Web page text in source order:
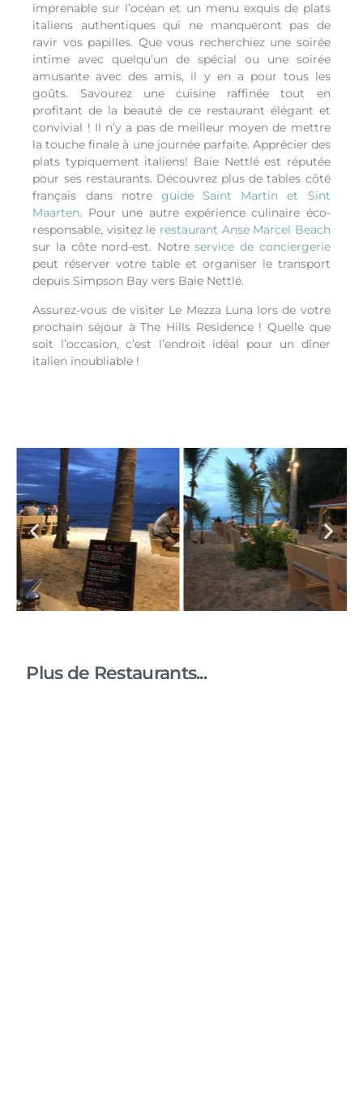
imprenable sur l’océan et un menu exquis de plats
italiens authentiques qui ne manqueront pas de
ravir vos papilles. Que vous recherchiez une soirée
intime avec quelqu’un de spécial ou une soirée
amusante avec des amis, il y en a pour tous les
goûts. Savourez une cuisine raffinée tout en
profitant de la beauté de ce restaurant élégant et
convivial ! Il n’y a pas de meilleur moyen de mettre
la touche finale à une journée parfaite. Apprécier des
plats typiquement italiens! Baie Nettlé est réputée
pour ses restaurants. Découvrez plus de tables côté
français dans notre guide Saint Martin et Sint
Maarten. Pour une autre expérience culinaire éco-
responsable, visitez le restaurant Anse Marcel Beach
sur la côte nord-est. Notreservice de conciergerie
peut réserver votre table et organiser le transport
depuis Simpson Bay vers Baie Nettlé.
Assurez-vous de visiter Le Mezza Luna lors de votre
prochain séjour à The Hills Residence ! Quelle que
soit l’occasion, c’est l’endroit idéal pour un dîner
italien inoubliable !
Plus de Restaurants...